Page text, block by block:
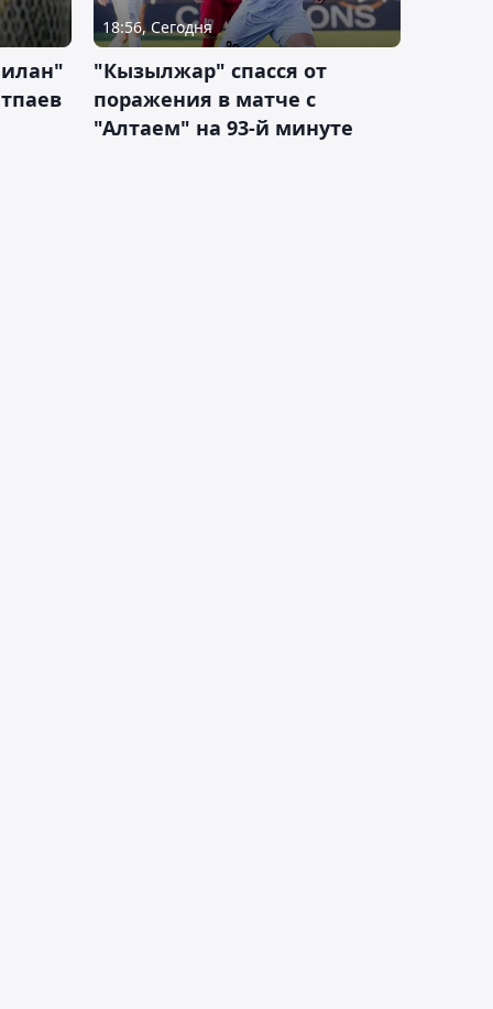
18:56, Сегодня
"Кызылжар" спасся от
поражения в матче с
"Алтаем" на 93-й минуте